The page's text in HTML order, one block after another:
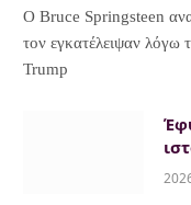
Ο Bruce Springsteen
τον εγκατέλειψαν
Trump